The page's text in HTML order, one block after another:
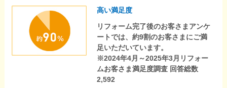
高い満足度
リフォーム完了後のお客さまアンケ
ートでは、約9割のお客さまにご満
足いただいています。
※2024年4月～2025年3月リフォー
ムお客さま満足度調査 回答総数
2,592